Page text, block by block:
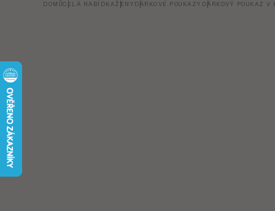
DOMŮCELÁ NABÍDKAŽENY DÁRKOVÉ POUKAZY DÁRKOVÝ POUKAZ V